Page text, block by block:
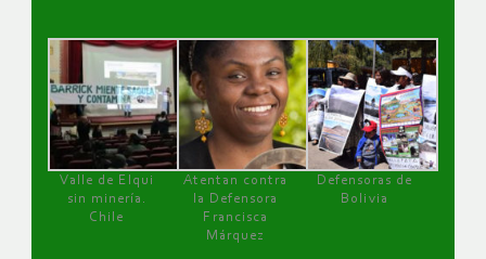
Valle de Elqui
sin minería.
Chile
Atentan contra
la Defensora
Francisca
Márquez
Defensoras de
Bolivia